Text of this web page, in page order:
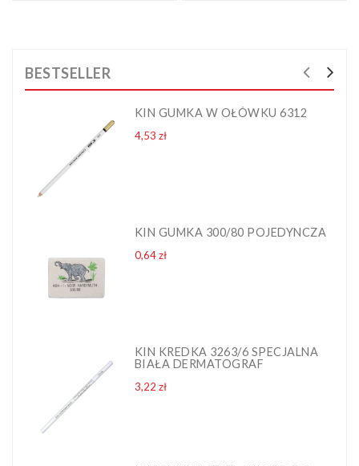
BESTSELLER
KIN GUMKA W OŁÓWKU 6312
4,53 złCena
KIN GUMKA 300/80 POJEDYNCZA
0,64 złCena
KIN KREDKA 3263/6 SPECJALNA
BIAŁA DERMATOGRAF
3,22 złCena